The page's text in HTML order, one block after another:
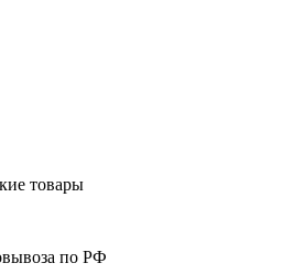
товары
по РФ